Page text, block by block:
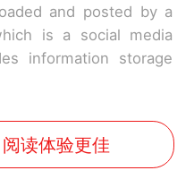
and posted by a
is a social media
information storage
读体验更佳